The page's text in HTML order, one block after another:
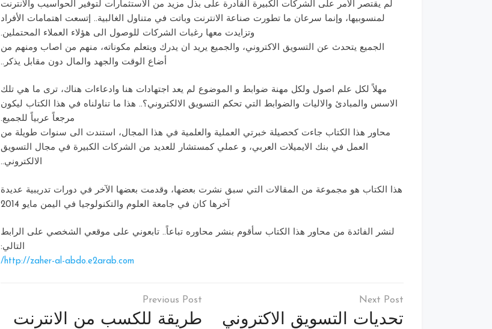
لم يقتصر الأمر على الشركات الكبيرة القادرة على بذل مزيد من الاستثمارات لتوفير الحواسيب والانترنت
لمنسوبيها، وإنما سرعان ما تطورت صناعة الانترنت وباتت في متناول الغالبية.. إتسعت اهتمامات الأفراد
وتزايدت معها رغبات الشركات للوصول الى هؤلاء العملاء المحتملين.
الجميع يتحدث عن التسويق الاكتروني، والجميع يريد ان يدرك ويتعلم مكوناته، منهم من اصاب ومنهم من
أضاع الوقت والجهد والمال دون مقابل يذكر..
مهلاً لكل علم اصول ولكل مهنة ضوابط و الموضوع لم يعد اجتهادات هنا وادعاءات هناك، ترى ما هي تلك
الاسس والمبادئ والاليات والضوابط التي تحكم التسويق الالكتروني؟.. هذا ما تناولناه في هذا الكتاب ليكون
مرجعاً عربياً للجميع.
محاور هذا الكتاب جاءت كحصيلة خبرتي العملية والعلمية في هذا المجال، استندت الى سنوات طويلة من
العمل في بنك الايميلات العربي، و عملي كمستشار للعديد من الشركات الكبيرة في مجال التسويق
الالكتروني..
هذا الكتاب هو مجموعة من المقالات التي سبق نشرت بعضها، وقدمت بعضها الآخر في دورات تدريبية عديدة
آخرها كان في جامعة العلوم والتكنولوجيا في اليمن مايو 2014
لنشر الفائدة من محاور هذا الكتاب سأقوم بنشر محاوره تباعاً.. تابعوني على موقعي الشخصي على الرابط
التالي:
http://zaher-al-abdo.e2arab.com/
تصفّح
المقالات
طريقة للكسب من الانترنت
تحديات التسويق الاكتروني